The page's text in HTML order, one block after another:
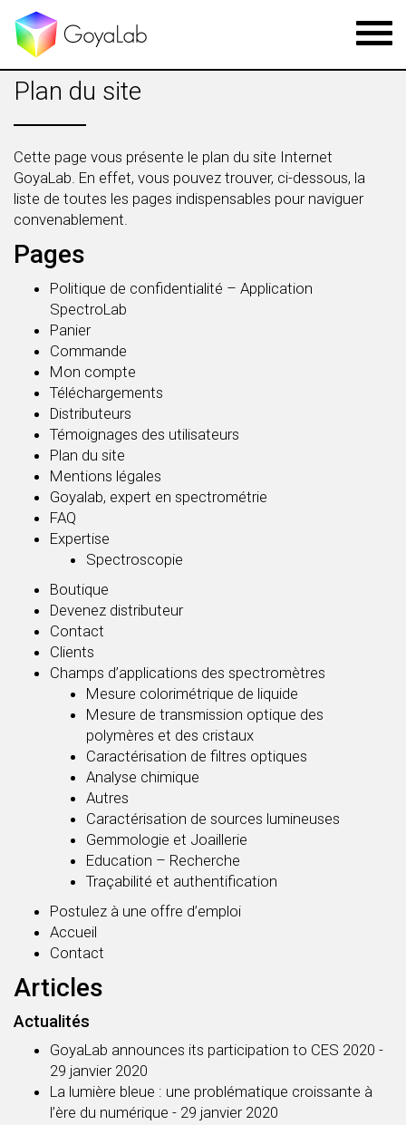
Plan du site
Cette page vous présente le plan du site Internet
GoyaLab. En effet, vous pouvez trouver, ci-dessous, la
liste de toutes les pages indispensables pour naviguer
convenablement.
Pages
Politique de confidentialité – Application
SpectroLab
Panier
Commande
Mon compte
Téléchargements
Distributeurs
Témoignages des utilisateurs
Plan du site
Mentions légales
Goyalab, expert en spectrométrie
FAQ
Expertise
Spectroscopie
Boutique
Devenez distributeur
Contact
Clients
Champs d’applications des spectromètres
Mesure colorimétrique de liquide
Mesure de transmission optique des
polymères et des cristaux
Caractérisation de filtres optiques
Analyse chimique
Autres
Caractérisation de sources lumineuses
Gemmologie et Joaillerie
Education – Recherche
Traçabilité et authentification
Postulez à une offre d’emploi
Accueil
Contact
Articles
Actualités
GoyaLab announces its participation to CES 2020 -
29 janvier 2020
La lumière bleue : une problématique croissante à
l’ère du numérique - 29 janvier 2020